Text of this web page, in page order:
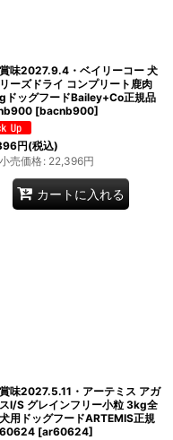
味2027.9.4・ベイリーコー 犬
ーズドライ コンプリート鹿肉
ドッグフードBailey+Co正規品
[bacnb900]
円(税込)
売価格: 22,396円
カートに入れる
味2027.5.11・アーテミス アガ
I/S グレインフリー小粒 3kg全
用ドッグフードARTEMIS正規
[ar60624]